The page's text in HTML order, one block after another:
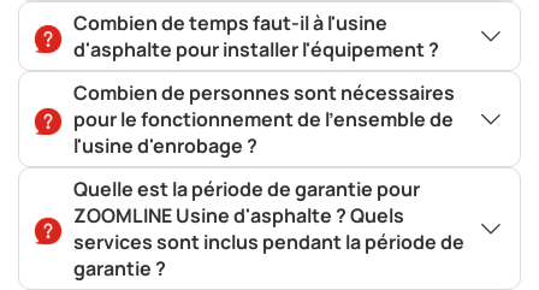
Combien de temps faut-il à l'usine
d'asphalte pour installer l'équipement ?
Combien de personnes sont nécessaires
pour le fonctionnement de l'ensemble de
l'usine d'enrobage ?
Quelle est la période de garantie pour
ZOOMLINE Usine d'asphalte ? Quels
services sont inclus pendant la période de
garantie ?